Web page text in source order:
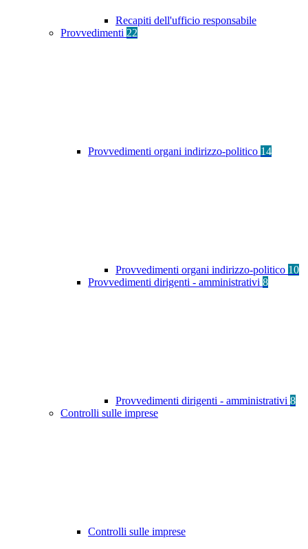
Recapiti dell'ufficio responsabile
Provvedimenti 22
Provvedimenti organi indirizzo-politico 14
Provvedimenti organi indirizzo-politico 10
Provvedimenti dirigenti - amministrativi 8
Provvedimenti dirigenti - amministrativi 8
Controlli sulle imprese
Controlli sulle imprese